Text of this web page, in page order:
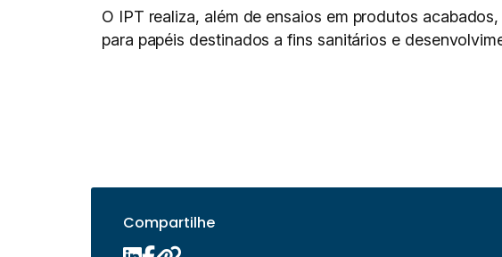
O IPT realiza, além de ensaios em produtos
para papéis destinados a fins sanitários e
Compartilhe